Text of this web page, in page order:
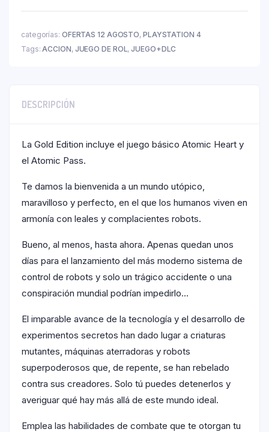
categorías: OFERTAS 12 AGOSTO, PLAYSTATION 4
Tags: ACCION, JUEGO DE ROL,JUEGO+DLC
DESCRIPCIÓN
La Gold Edition incluye el juego básico Atomic Heart y
el Atomic Pass.
Te damos la bienvenida a un mundo utópico,
maravilloso y perfecto, en el que los humanos viven en
armonía con leales y complacientes robots.
Bueno, al menos, hasta ahora. Apenas quedan unos
días para el lanzamiento del más moderno sistema de
control de robots y solo un trágico accidente o una
conspiración mundial podrían impedirlo…
El imparable avance de la tecnología y el desarrollo de
experimentos secretos han dado lugar a criaturas
mutantes, máquinas aterradoras y robots
superpoderosos que, de repente, se han rebelado
contra sus creadores. Solo tú puedes detenerlos y
averiguar qué hay más allá de este mundo ideal.
Emplea las habilidades de combate que te otorgan tu